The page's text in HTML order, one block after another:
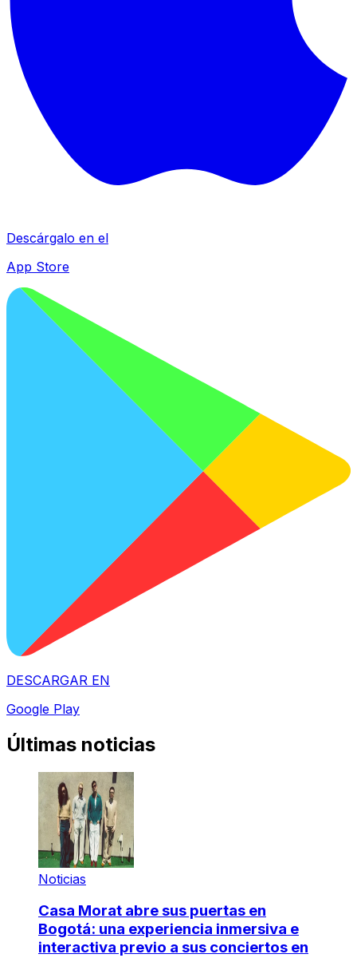
Descárgalo en el
App Store
DESCARGAR EN
Google Play
Últimas noticias
Noticias
Casa Morat abre sus puertas en
Bogotá: una experiencia inmersiva e
interactiva previo a sus conciertos en